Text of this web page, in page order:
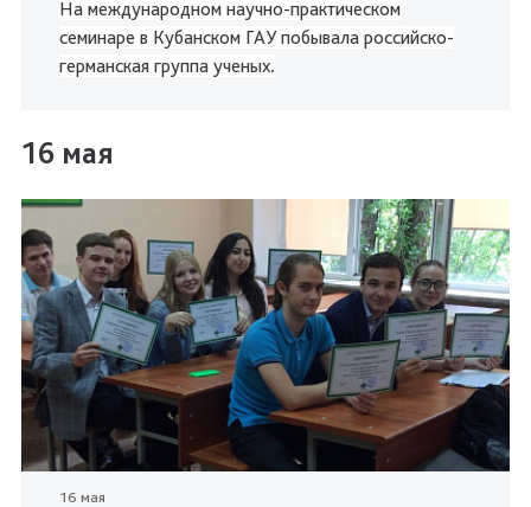
На международном научно-практическом
семинаре в Кубанском ГАУ побывала российско-
германская группа ученых.
16 мая
16 мая